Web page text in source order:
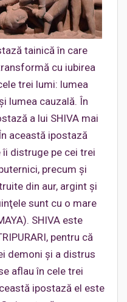
tainică în care
cu iubirea
trei lumi: lumea
lumea cauzală. În
a lui SHIVA mai
această ipostază
îi distruge pe cei trei
precum şi
din aur, argint şi
sunt cu o mare
SHIVA este
pentru că
demoni şi a distrus
aflau în cele trei
ipostază el este